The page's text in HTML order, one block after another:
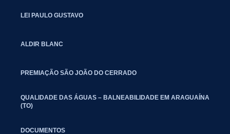
LEI PAULO GUSTAVO
ALDIR BLANC
PREMIAÇÃO SÃO JOÃO DO CERRADO
QUALIDADE DAS ÁGUAS – BALNEABILIDADE EM ARAGUAÍNA
(TO)
DOCUMENTOS